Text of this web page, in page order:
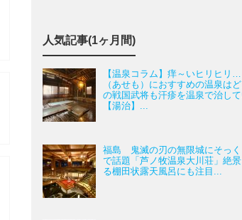
人気記事(1ヶ月間)
【温泉コラム】痒～いヒリヒリ
（あせも）におすすめの温泉は
の戦国武将も汗疹を温泉で治して
【湯治】...
福島 鬼滅の刃の無限城にそっく
で話題「芦ノ牧温泉大川荘」絶
る棚田状露天風呂にも注目...